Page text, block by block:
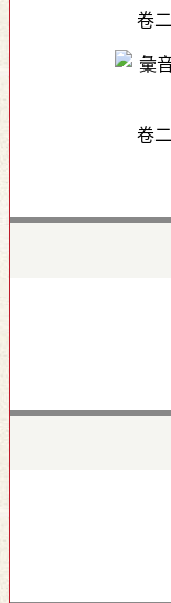
卷
卷